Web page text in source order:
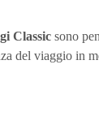
Classicsono
del viaggio in